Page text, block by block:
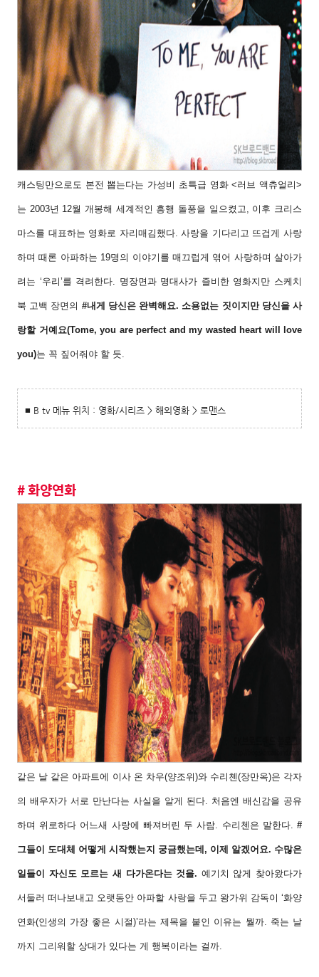
캐스팅만으로도 본전 뽑는다는 가성비 초특급 영화 <러브 액츄얼리>
는 2003년 12월 개봉해 세계적인 흥행 돌풍을 일으켰고, 이후 크리스
마스를 대표하는 영화로 자리매김했다. 사랑을 기다리고 뜨겁게 사랑
하며 때론 아파하는 19명의 이 야기를 매끄럽게 엮어 사랑하며 살아가
려는 ‘우리’를 격려한다. 명장면과 명대사가 즐비한 영화지만 스케치
북 고백 장면의 #내게 당신은 완벽해 요. 소용없는 짓이지만 당신을 사
랑할 거예요(Tome, you are perfect and my wasted heart will love
you)는 꼭 짚어줘야 할 듯.
■ B tv 메뉴 위치 : 영화/시리즈 > 해외영화 > 로맨스
# 화양연화
같은 날 같은 아파트에 이사 온 차우(양조위)와 수리첸(장만옥)은 각자
의 배우자가 서로 만난다는 사실을 알게 된다. 처음엔 배신감을 공유
하며 위로하다 어느새 사랑에 빠져버린 두 사람. 수리첸은 말한다. #
그들이 도대체 어떻게 시작했는지 궁금했는데, 이제 알겠어요. 수많은
일들이 자신도 모르는 새 다가온다는 것을. 예기 치 않게 찾아왔다가
서둘러 떠나보내고 오랫동안 아파할 사랑을 두고 왕가위 감독이 ‘화양
연화(인생의 가장 좋은 시절)’라는 제목을 붙인 이 유는 뭘까. 죽는 날
까지 그리워할 상대가 있다는 게 행복이라는 걸까.